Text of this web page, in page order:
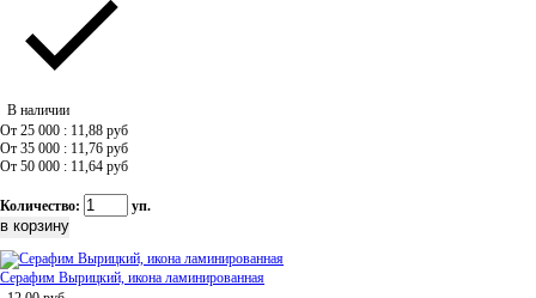
В наличии
От 25 000 : 11,88 руб
От 35 000 : 11,76 руб
От 50 000 : 11,64 руб
Количество: уп.
Серафим Вырицкий, икона ламинированная